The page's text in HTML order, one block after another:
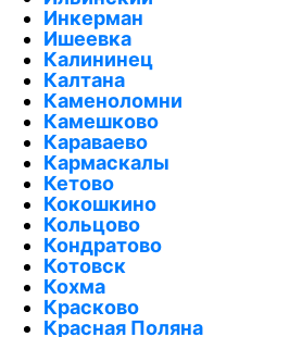
Инкерман
Ишеевка
Калининец
Калтана
Каменоломни
Камешково
Караваево
Кармаскалы
Кетово
Кокошкино
Кольцово
Кондратово
Котовск
Кохма
Красково
Красная Поляна